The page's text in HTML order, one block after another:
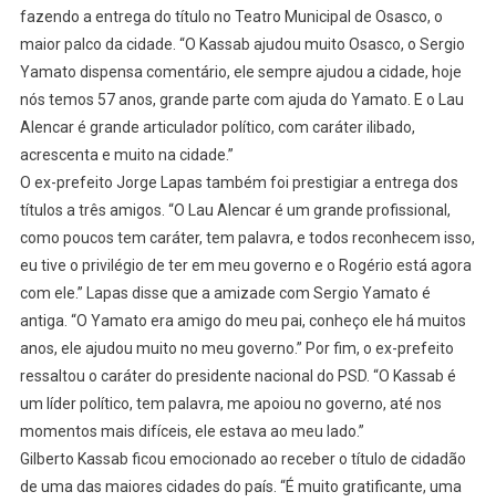
fazendo a entrega do título no Teatro Municipal de Osasco, o
maior palco da cidade. “O Kassab ajudou muito Osasco, o Sergio
Yamato dispensa comentário, ele sempre ajudou a cidade, hoje
nós temos 57 anos, grande parte com ajuda do Yamato. E o Lau
Alencar é grande articulador político, com caráter ilibado,
acrescenta e muito na cidade.”
O ex-prefeito Jorge Lapas também foi prestigiar a entrega dos
títulos a três amigos. “O Lau Alencar é um grande profissional,
como poucos tem caráter, tem palavra, e todos reconhecem isso,
eu tive o privilégio de ter em meu governo e o Rogério está agora
com ele.” Lapas disse que a amizade com Sergio Yamato é
antiga. “O Yamato era amigo do meu pai, conheço ele há muitos
anos, ele ajudou muito no meu governo.” Por fim, o ex-prefeito
ressaltou o caráter do presidente nacional do PSD. “O Kassab é
um líder político, tem palavra, me apoiou no governo, até nos
momentos mais difíceis, ele estava ao meu lado.”
Gilberto Kassab ficou emocionado ao receber o título de cidadão
de uma das maiores cidades do país. “É muito gratificante, uma